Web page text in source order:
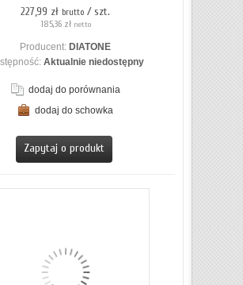
227,99 zł brutto / szt.
185,36 zł netto
Producent: DIATONE
Aktualnie niedostępny
dodaj do porównania
dodaj do schowka
Zapytaj o produkt